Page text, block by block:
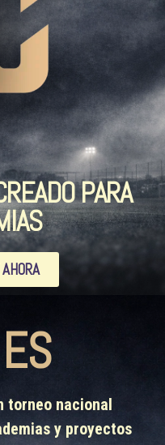
PARA
torneo nacional
y proyectos